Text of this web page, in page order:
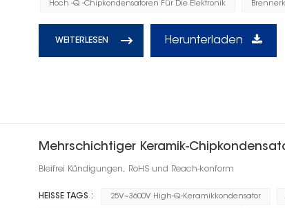
Hoch -Q -Chipkondensatoren Für Die Elektronik
WEITERLESEN Herunterladen
Mehrschichtiger Keramik-
Bleifrei Kündigungen, RoHS und Reach-konform
HEISSE TAGS : 25V~3600V High-Q-Keramikkondensator